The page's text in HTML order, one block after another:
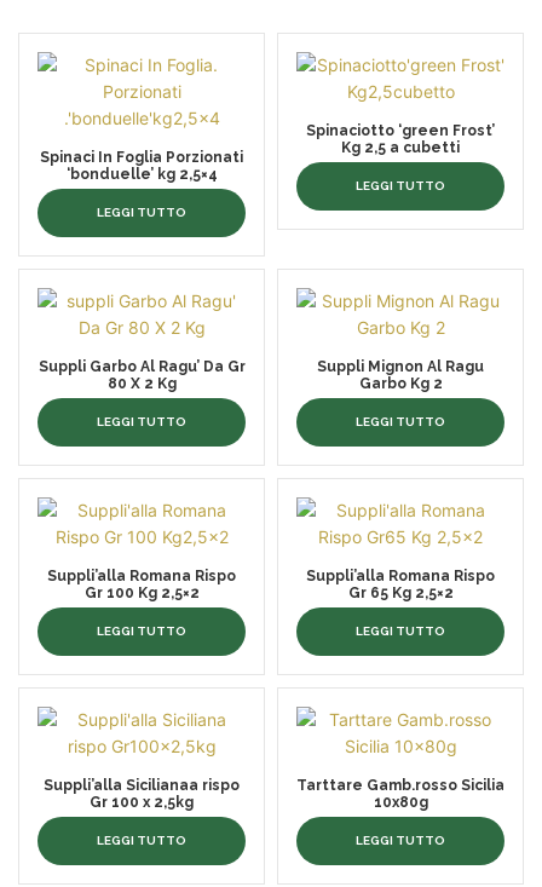
Spinaci In Foglia Porzionati
‘bonduelle’ kg 2,5×4
LEGGI TUTTO
Spinaciotto ‘green Frost’
Kg 2,5 a cubetti
LEGGI TUTTO
Suppli Garbo Al Ragu’ Da Gr
80 X 2 Kg
LEGGI TUTTO
Suppli Mignon Al Ragu
Garbo Kg 2
LEGGI TUTTO
Suppli’alla Romana Rispo
Gr 100 Kg 2,5×2
LEGGI TUTTO
Suppli’alla Romana Rispo
Gr 65 Kg 2,5×2
LEGGI TUTTO
Suppli’alla Sicilianaa rispo
Gr 100 x 2,5kg
LEGGI TUTTO
Tarttare Gamb.rosso Sicilia
10x80g
LEGGI TUTTO